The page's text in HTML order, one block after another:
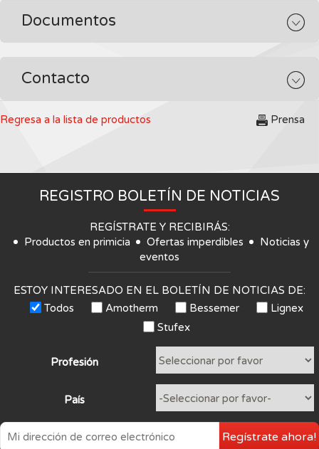
Documentos
Contacto
Regresa a la lista de productos Prensa
REGISTRO BOLETÍN DE NOTICIAS
REGÍSTRATE Y RECIBIRÁS:
Productos en primicia
Ofertas imperdibles
Noticias y
eventos
ESTOY INTERESADO EN EL BOLETÍN DE NOTICIAS DE:
Todos
Amotherm Bessemer
Lignex
Stufex
Profesión
País
Regístrate ahora!